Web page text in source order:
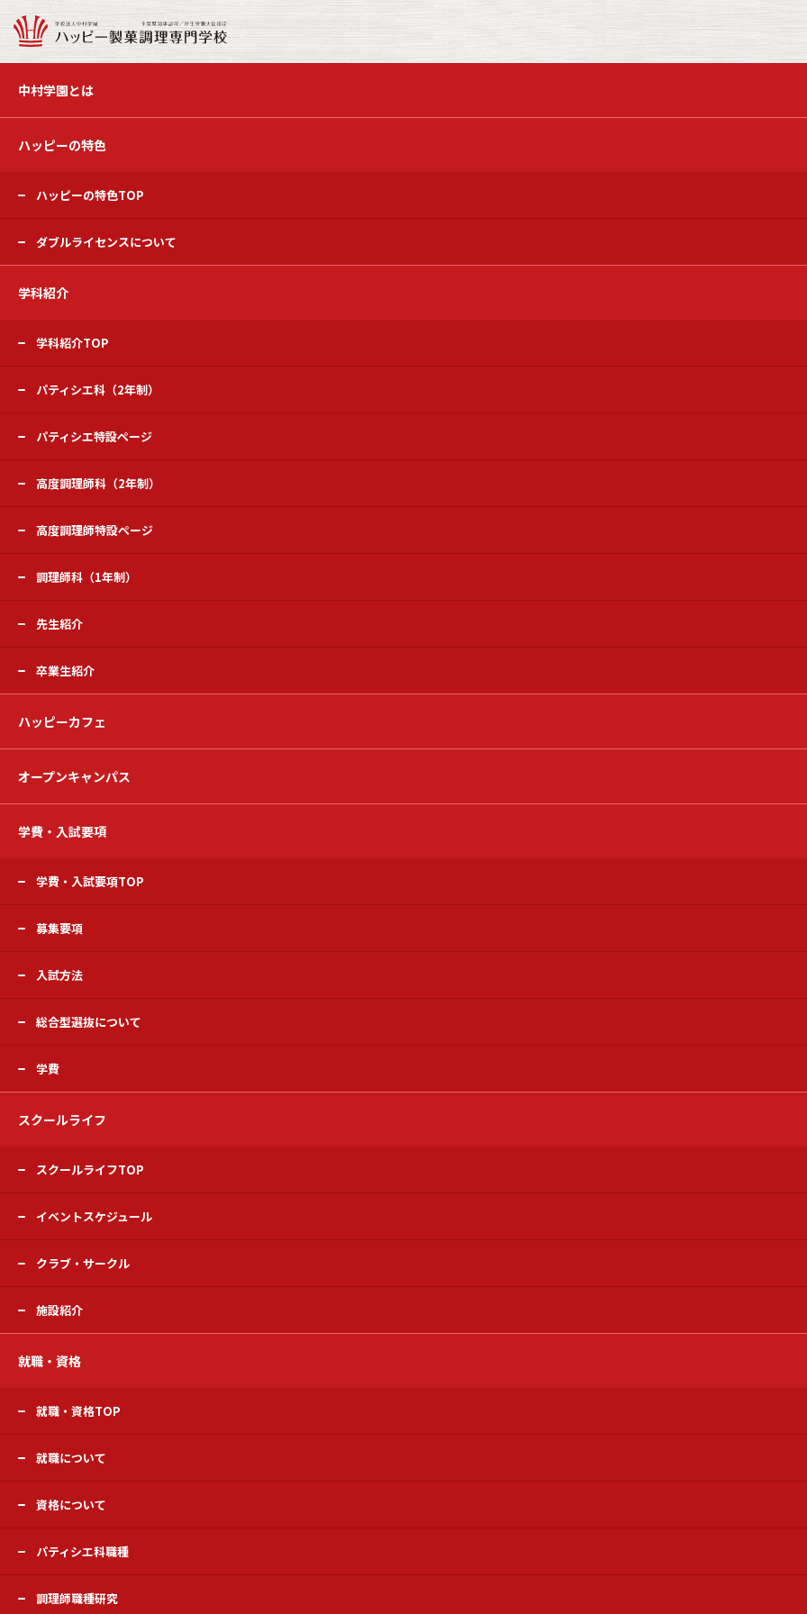
中村学園とは
ハッピーの特色
ハッピーの特色TOP
ダブルライセンスについて
学科紹介
学科紹介TOP
パティシエ科（2年制）
パティシエ特設ページ
高度調理師科（2年制）
高度調理師特設ページ
調理師科（1年制）
先生紹介
卒業生紹介
ハッピーカフェ
オープンキャンパス
学費・入試要項
学費・入試要項TOP
募集要項
入試方法
総合型選抜について
学費
スクールライフ
スクールライフTOP
イベントスケジュール
クラブ・サークル
施設紹介
就職・資格
就職・資格TOP
就職について
資格について
パティシエ科職種
調理師職種研究